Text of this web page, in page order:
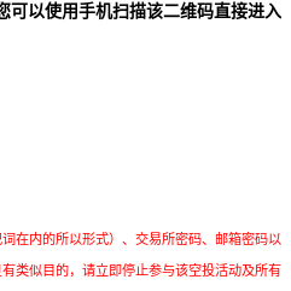
可以使用手机扫描该二维码直接进入
在内的所以形式）、交易所密码、邮箱密码以
类似目的，请立即停止参与该空投活动及所有